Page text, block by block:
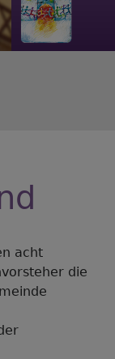
acht
die